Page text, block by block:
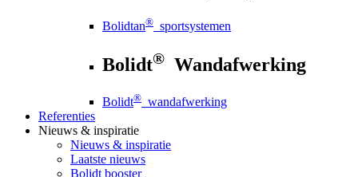
Bolidtan® sportsystemen
Bolidt® Wandafwerking
Bolidt® wandafwerking
Referenties
Nieuws & inspiratie
Nieuws & inspiratie
Laatste nieuws
Bolidt booster